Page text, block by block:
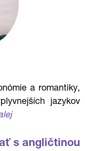
a romantiky,
jazykov
s angličtinou